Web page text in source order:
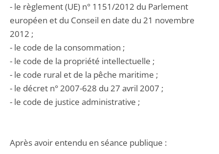
- le règlement (UE) n° 1151/2012 du Parlement
européen et du Conseil en date du 21 novembre
2012 ;
- le code de la consommation ;
- le code de la propriété intellectuelle ;
- le code rural et de la pêche maritime ;
- le décret n° 2007-628 du 27 avril 2007 ;
- le code de justice administrative ;
Après avoir entendu en séance publique :